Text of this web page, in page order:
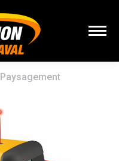
Paysagement